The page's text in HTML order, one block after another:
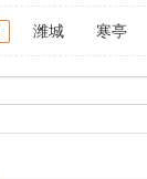
潍城 寒亭